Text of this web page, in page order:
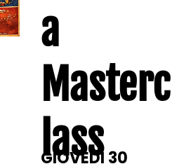
a
Masterc
lass
GIOVEDI 30